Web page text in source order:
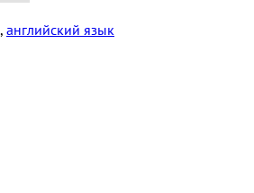
, английский язык